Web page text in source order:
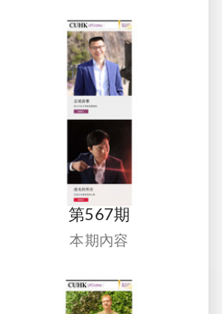
第567期
本期內容